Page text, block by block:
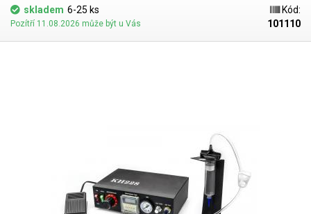
skladem 6-25 ks
Pozítří 11.08.2026 může být u Vás
Kód:
101110